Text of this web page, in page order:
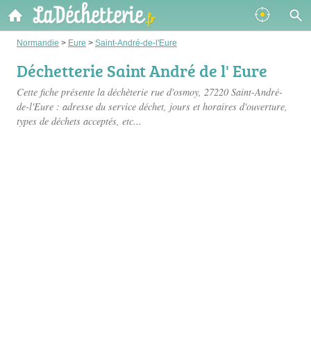
Normandie > Eure > Saint-André-de-l'Eure
Déchetterie Saint André de l' Eure
Cette fiche présente la déchèterie rue d'osmoy, 27220 Saint-André-
de-l'Eure : adresse du service déchet, jours et horaires d'ouverture,
types de déchets acceptés, etc...